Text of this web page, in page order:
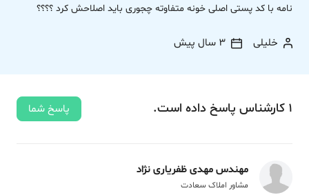
نامه با کد پستی اصلی خونه متفاوته چجوری باید اصلاحش کرد ؟؟؟؟
خلیلی 3 سال پیش
1 کارشناس پاسخ داده‌ است. پاسخ شما
مهندس مهدی ظفریاری نژاد
مشاور املاک سعادت